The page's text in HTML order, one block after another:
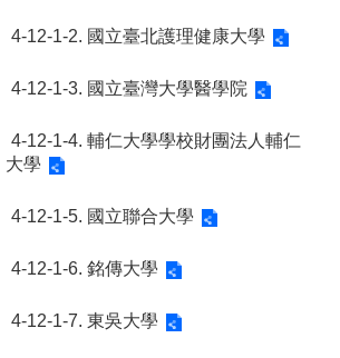
4-12-1-2. 國立臺北護理健康大學
4-12-1-3. 國立臺灣大學醫學院
4-12-1-4. 輔仁大學學校財團法人輔仁
大學
4-12-1-5. 國立聯合大學
4-12-1-6. 銘傳大學
4-12-1-7. 東吳大學